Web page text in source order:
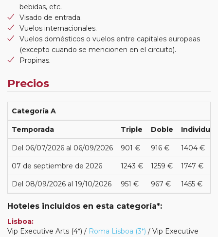
bebidas, etc.
Visado de entrada.
Vuelos internacionales.
Vuelos domésticos o vuelos entre capitales europeas
(excepto cuando se mencionen en el circuito).
Propinas.
Precios
Categoría A
Temporada Triple Doble Individual
Del 06/07/2026 al 06/09/2026 901 € 916 € 1404 €
07 de septiembre de 2026 1243 € 1259 € 1747 €
Del 08/09/2026 al 19/10/2026 951 € 967 € 1455 €
Hoteles incluidos en esta categoría*:
Lisboa:
Vip Executive Arts (4*) / Roma Lisboa (3*) / Vip Executive